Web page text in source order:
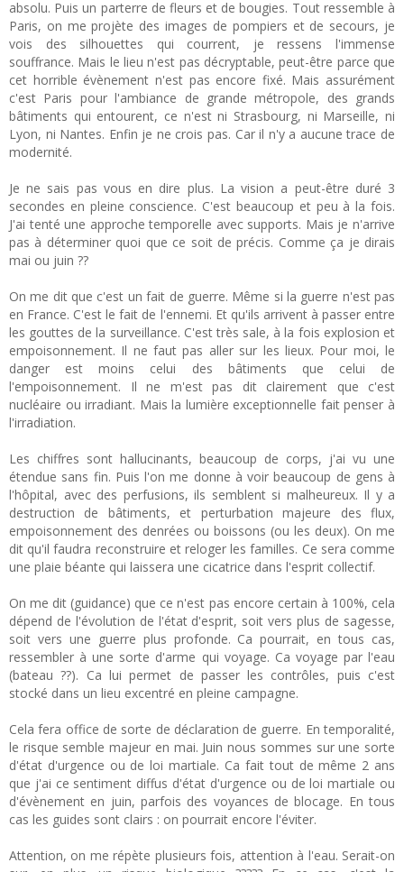
absolu. Puis un parterre de fleurs et de bougies. Tout ressemble à
Paris, on me projète des images de pompiers et de secours, je
vois des silhouettes qui courrent, je ressens l'immense
souffrance. Mais le lieu n'est pas décryptable, peut-être parce que
cet horrible évènement n'est pas encore fixé. Mais assurément
c'est Paris pour l'ambiance de grande métropole, des grands
bâtiments qui entourent, ce n'est ni Strasbourg, ni Marseille, ni
Lyon, ni Nantes. Enfin je ne crois pas. Car il n'y a aucune trace de
modernité.
Je ne sais pas vous en dire plus. La vision a peut-être duré 3
secondes en pleine conscience. C'est beaucoup et peu à la fois.
J'ai tenté une approche temporelle avec supports. Mais je n'arrive
pas à déterminer quoi que ce soit de précis. Comme ça je dirais
mai ou juin ??
On me dit que c'est un fait de guerre. Même si la guerre n'est pas
en France. C'est le fait de l'ennemi. Et qu'ils arrivent à passer entre
les gouttes de la surveillance. C'est très sale, à la fois explosion et
empoisonnement. Il ne faut pas aller sur les lieux. Pour moi, le
danger est moins celui des bâtiments que celui de
l'empoisonnement. Il ne m'est pas dit clairement que c'est
nucléaire ou irradiant. Mais la lumière exceptionnelle fait penser à
l'irradiation.
Les chiffres sont hallucinants, beaucoup de corps, j'ai vu une
étendue sans fin. Puis l'on me donne à voir beaucoup de gens à
l'hôpital, avec des perfusions, ils semblent si malheureux. Il y a
destruction de bâtiments, et perturbation majeure des flux,
empoisonnement des denrées ou boissons (ou les deux). On me
dit qu'il faudra reconstruire et reloger les familles. Ce sera comme
une plaie béante qui laissera une cicatrice dans l'esprit collectif.
On me dit (guidance) que ce n'est pas encore certain à 100%, cela
dépend de l'évolution de l'état d'esprit, soit vers plus de sagesse,
soit vers une guerre plus profonde. Ca pourrait, en tous cas,
ressembler à une sorte d'arme qui voyage. Ca voyage par l'eau
(bateau ??). Ca lui permet de passer les contrôles, puis c'est
stocké dans un lieu excentré en pleine campagne.
Cela fera office de sorte de déclaration de guerre. En temporalité,
le risque semble majeur en mai. Juin nous sommes sur une sorte
d'état d'urgence ou de loi martiale. Ca fait tout de même 2 ans
que j'ai ce sentiment diffus d'état d'urgence ou de loi martiale ou
d'évènement en juin, parfois des voyances de blocage. En tous
cas les guides sont clairs : on pourrait encore l'éviter.
Attention, on me répète plusieurs fois, attention à l'eau. Serait-on